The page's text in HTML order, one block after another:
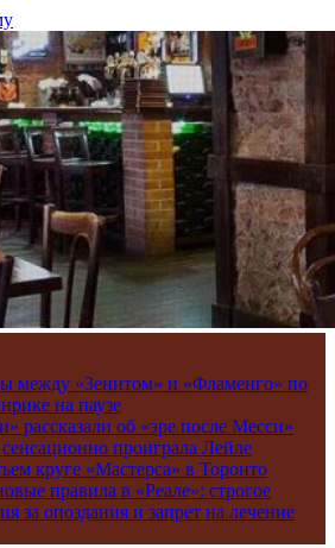
между «Зенитом» и «Фламенго» по
на паузе
рассказали об «эре после Месси»
проиграла Лейле
круге «Мастерса» в Торонто
правила в «Реале»: строгое
за опоздания и запрет на лечение